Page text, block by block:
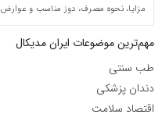
مزایا، نحوه مصرف، دوز مناسب و عوارض
مهم‌ترین موضوعات ایران مدیکال
طب سنتی
دندان پزشکی
اقتصاد سلامت